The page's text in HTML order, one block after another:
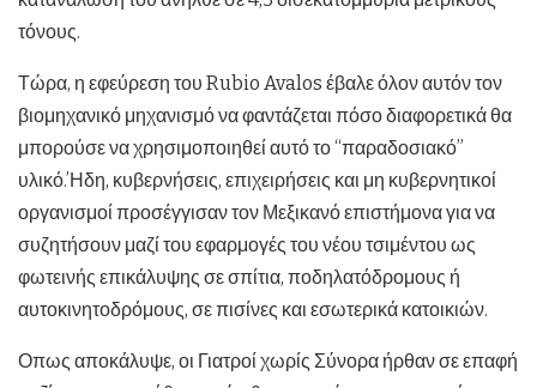
τόνους.
Τώρα, η εφεύρεση του Rubio Avalos έβαλε όλον αυτόν τον
βιομηχανικό μηχανισμό να φαντάζεται πόσο διαφορετικά θα
μπορούσε να χρησιμοποιηθεί αυτό το “παραδοσιακό”
υλικό.’Ηδη, κυβερνήσεις, επιχειρήσεις και μη κυβερνητικοί
οργανισμοί προσέγγισαν τον Μεξικανό επιστήμονα για να
συζητήσουν μαζί του εφαρμογές του νέου τσιμέντου ως
φωτεινής επικάλυψης σε σπίτια, ποδηλατόδρομους ή
αυτοκινητοδρόμους, σε πισίνες και εσωτερικά κατοικιών.
Οπως αποκάλυψε, οι Γιατροί χωρίς Σύνορα ήρθαν σε επαφή